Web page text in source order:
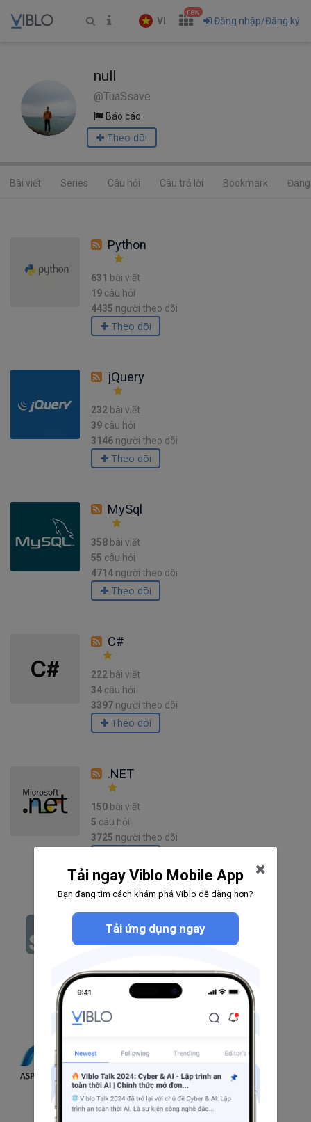
VI
new
Đăng nhập/Đăng ký
null
@TuaSsave
Báo cáo
Theo dõi
Bài viết Series Câu hỏi Câu trả lời Bookmark
Python
631 bài viết
19 câu hỏi
4435 người theo dõi
Theo dõi
jQuery
232 bài viết
39 câu hỏi
3146 người theo dõi
Theo dõi
MySql
358 bài viết
55 câu hỏi
4714 người theo dõi
Theo dõi
C#
222 bài viết
34 câu hỏi
3397 người theo dõi
Theo dõi
.NET
150 bài viết
5 câu hỏi
3725 người theo dõi
1107người theo dõi
Theo dõi
66bài viết
10câu hỏi
2373người theo dõi
Tải ngay Viblo Mobile App
Bạn đang tìm cách khám phá Viblo dễ dàng hơn?
Tải ứng dụng ngay